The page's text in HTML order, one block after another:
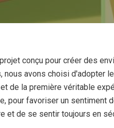
conçu pour créer des
avons choisi d'adopter
de la première véritable
pour favoriser un sentiment
et de se sentir toujours en